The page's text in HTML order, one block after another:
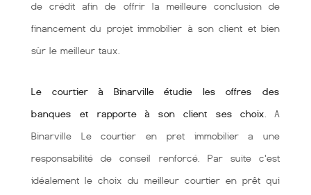
de crédit afin de offrir la meilleure conclusion de
financement du projet immobilier à son client et bien
sùr le meilleur taux.
Le courtier à Binarville étudie les offres des
banques et rapporte à son client ses choix . A
Binarville Le courtier en pret immobilier a une
responsabilité de conseil renforcé. Par suite c'est
idéalement le choix du meilleur courtier en prêt qui